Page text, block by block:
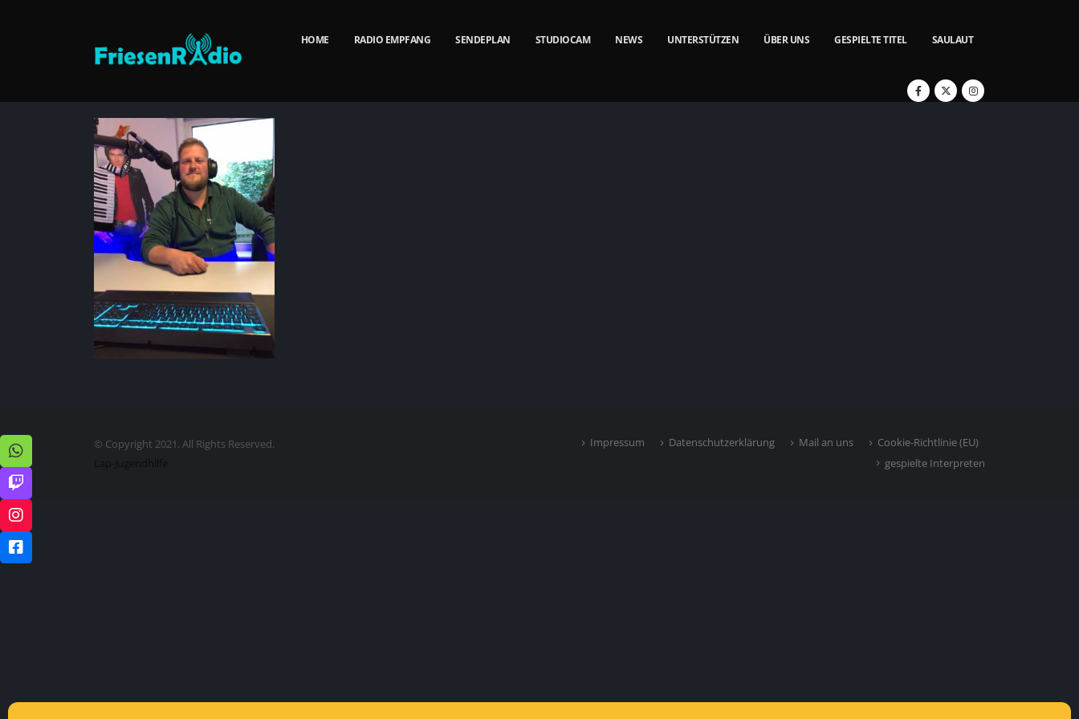
HOME RADIO EMPFANG SENDEPLAN STUDIOCAM NEWS UNTERSTÜTZEN ÜBER UNS GESPIELTE TITEL SAULAUT
© Copyright 2021. All Rights Reserved.
Lap-Jugendhilfe
Impressum Datenschutzerklärung Mail an uns
Cookie-Richtlinie (EU)
gespielte Interpreten